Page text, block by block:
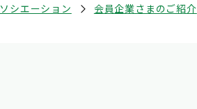
シエーション 会員企業さまのご紹介